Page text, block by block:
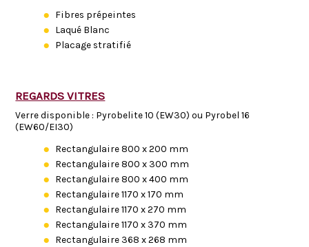
Fibres prépeintes
Laqué Blanc
Placage stratifié
REGARDS VITRES
Verre disponible : Pyrobelite 10 (EW30) ou Pyrobel 16
(EW60/EI30)
Rectangulaire 800 x 200 mm
Rectangulaire 800 x 300 mm
Rectangulaire 800 x 400 mm
Rectangulaire 1170 x 170 mm
Rectangulaire 1170 x 270 mm
Rectangulaire 1170 x 370 mm
Rectangulaire 368 x 268 mm